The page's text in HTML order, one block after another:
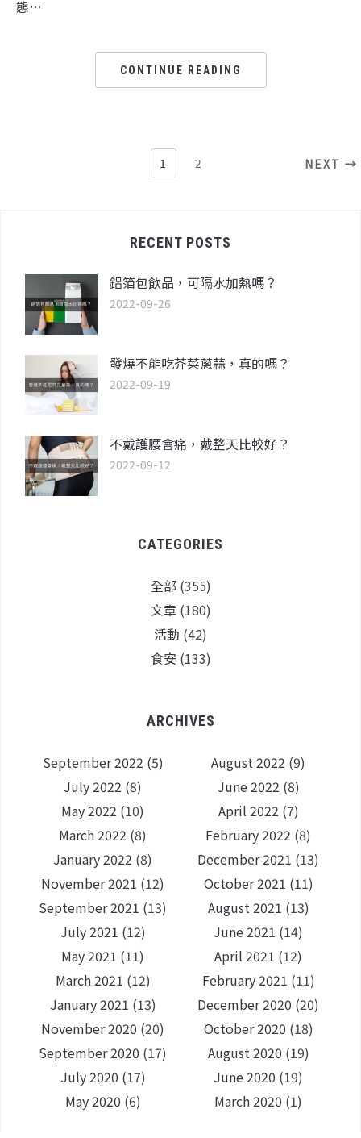
態…
CONTINUE READING
1 2 NEXT →
RECENT POSTS
鋁箔包飲品，可隔水加熱嗎？
2022-09-26
發燒不能吃芥菜蔥蒜，真的嗎？
2022-09-19
不戴護腰會痛，戴整天比較好？
2022-09-12
CATEGORIES
全部 (355)
文章(180)
活動 (42)
食安 (133)
ARCHIVES
September 2022 (5) August 2022 (9)
July 2022 (8) June 2022 (8)
May 2022 (10) April 2022 (7)
March 2022 (8) February 2022 (8)
January 2022 (8) December 2021 (13)
November 2021 (12) October 2021 (11)
September 2021 (13) August 2021 (13)
July 2021 (12) June 2021 (14)
May 2021 (11) April 2021 (12)
March 2021 (12) February 2021 (11)
January 2021 (13) December 2020 (20)
November 2020 (20) October 2020 (18)
September 2020 (17) August 2020 (19)
July 2020 (17) June 2020 (19)
May 2020 (6) March 2020 (1)